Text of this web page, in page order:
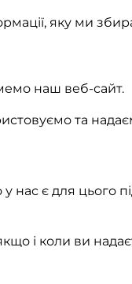
яку ми
наш веб-сайт.
та
є для цього
і коли ви